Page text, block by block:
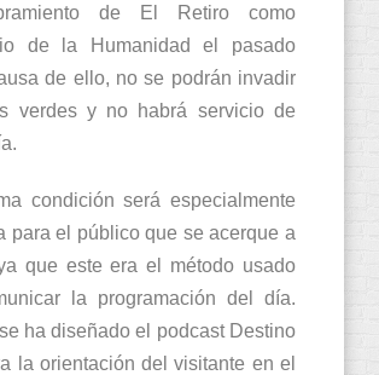
de El Retiro como
de la Humanidad el pasado
de ello, no se podrán invadir
verdes y no habrá servicio de
condición será especialmente
para el público que se acerque a
que este era el método usado
la programación del día.
ha diseñado el podcast Destino
la orientación del visitante en el